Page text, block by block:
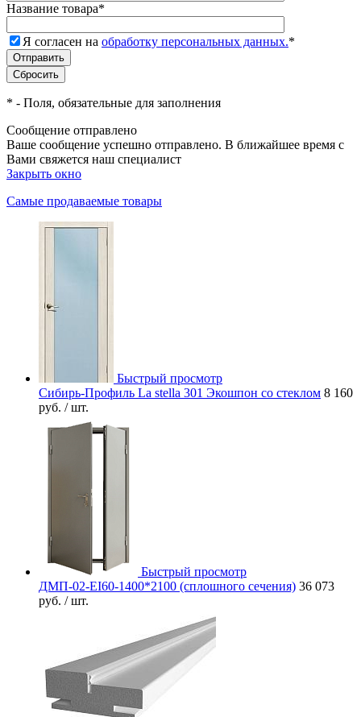
Название товара*
Я согласен на обработку персональных данных.*
* - Поля, обязательные для заполнения
Сообщение отправлено
Ваше сообщение успешно отправлено. В ближайшее время с
Вами свяжется наш специалист
Закрыть окно
Самые продаваемые товары
Быстрый просмотр
Сибирь-Профиль La stella 301 Экошпон со стеклом 8 160
руб. / шт.
Быстрый просмотр
ДМП-02-EI60-1400*2100 (сплошного сечения) 36 073
руб. / шт.